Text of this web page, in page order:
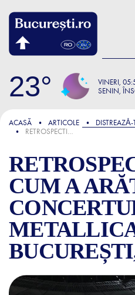
23 VINERI
SENIN,
FOCUS
ACASĂ ARTICOLE DISTREAZǍ-
RETROSPECTIVĂ: CUM A ARĂTAT CONCERTUL METALLICA DE LA BUCUREȘTI, ÎN 2019
CUM A